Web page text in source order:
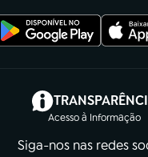
Acesso à Informação
(abre
Siga-nos nas redes